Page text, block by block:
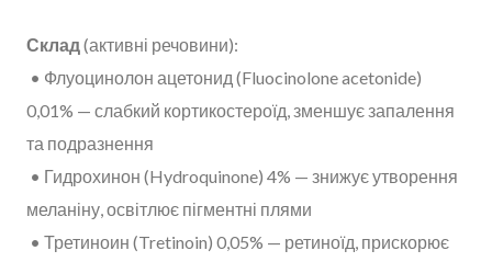
Склад (активні речовини):
• Флуоцинолон ацетонид (Fluocinolone acetonide)
0,01% — слабкий кортикостероїд, зменшує запалення
та подразнення
• Гидрохинон (Hydroquinone) 4% — знижує утворення
меланіну, освітлює пігментні плями
• Третиноин (Tretinoin) 0,05% — ретиноїд, прискорює